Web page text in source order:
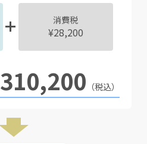
消費税
¥28,200
310,200 （税込）